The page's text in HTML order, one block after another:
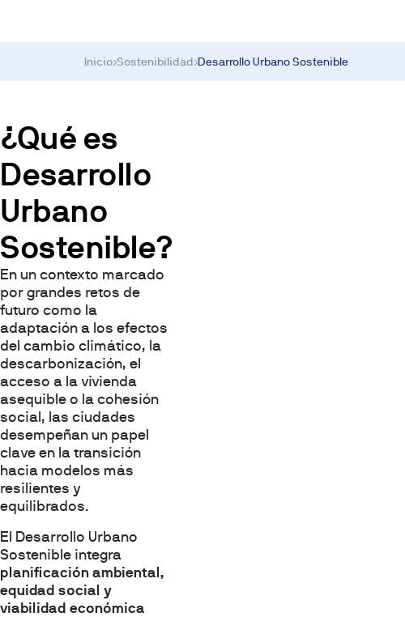
Inicio›Sostenibilidad›Desarrollo Urbano Sostenible
¿Qué es
Desarrollo
Urbano
Sostenible?
En un contexto marcado
por grandes retos de
futuro como la
adaptación a los efectos
del cambio climático, la
descarbonización, el
acceso a la vivienda
asequible o la cohesión
social, las ciudades
desempeñan un papel
clave en la transición
hacia modelos más
resilientes y
equilibrados.
El Desarrollo Urbano
Sostenible integra
planificación ambiental,
equidad social y
viabilidad económica